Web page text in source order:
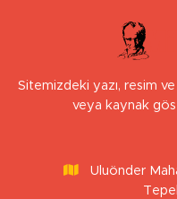
Sitemizdeki yazı, resim ve
veya kaynak
Uluönder